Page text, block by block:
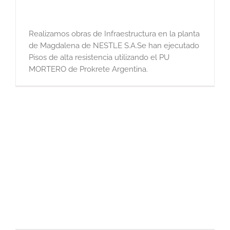
Realizamos obras de Infraestructura en la planta
de Magdalena de NESTLE S.A.Se han ejecutado
Pisos de alta resistencia utilizando el PU
MORTERO de Prokrete Argentina.